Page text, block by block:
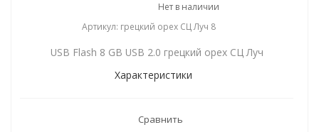
Нет в наличии
Артикул: грецкий орех СЦ Луч 8
USB Flash 8 GB USB 2.0 грецкий орех СЦ Луч
Характеристики
Сравнить